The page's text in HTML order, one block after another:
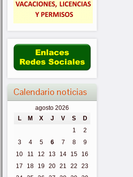
Calendario noticias
agosto 2026
L
M X J V S
D
1
2
3
4 5 6 7 8
9
10
11 12 13 14 15
16
17
18 19 20 21 22
23